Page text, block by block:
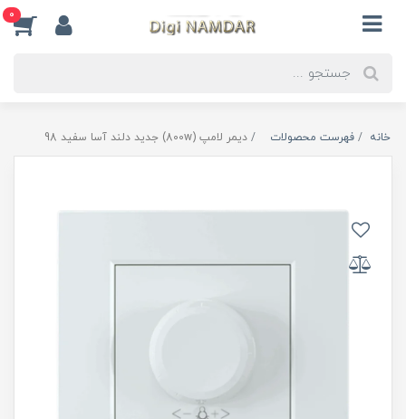
0
خانه فهرست محصولات دیمر لامپ (800w) جدید دلند آسا سفید 98